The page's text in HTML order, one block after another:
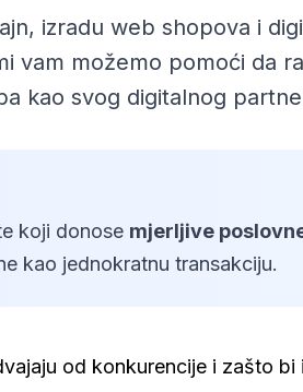
izradu web shopova i
vam možemo pomoći da
kao svog digitalnog
koji donose mjerljive
kao jednokratnu transakciju.
od konkurencije i zašto bi